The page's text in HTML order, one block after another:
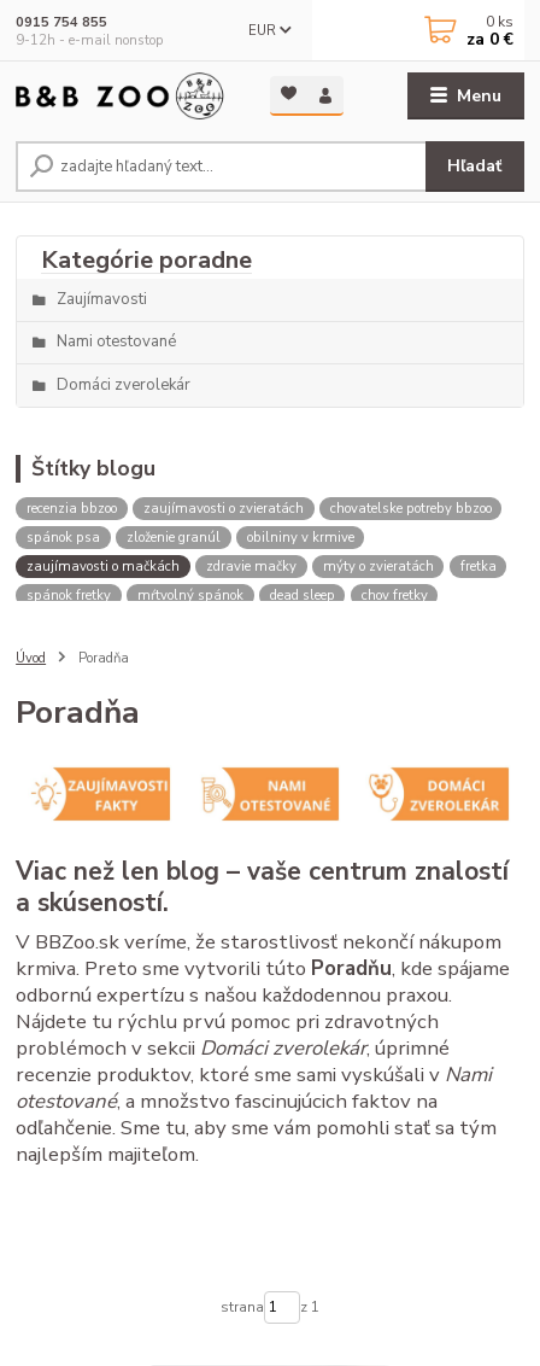
Menu
EUR
Hľadať
0915 754 855
9-12h - e-mail nonstop
0 ks
za 0 €
Zaujímavosti
Nami otestované
Domáci zverolekár
Štítky blogu
recenzia bbzoo zaujímavosti o zvieratách
chovatelske potreby bbzoo
spánok psa
zloženie granúl
obilniny v krmive
zaujímavosti o mačkách
zdravie mačky mýty o zvieratách
fretka
spánok fretky
mŕtvolný spánok dead sleep
chov fretky
ako zmerať psa
zmena času
zimný čas
pivovarské kvasnice
srsť pes
imunita zviera
Saccharomyces cerevisiae
B vitamíny
doplnky pre zvieratá
zdravé trávenie
ako čítať obaly
kvalitné granule pre psa
mačacie kŕmenie
mačacie fúzy mačací spánok
mačacia hygiena
starostlivosť o mačku
Úvod Poradňa
Poradňa
Viac než len blog – vaše centrum znalostí
a skúseností.
V BBZoo.sk veríme, že starostlivosť nekončí nákupom
krmiva. Preto sme vytvorili túto Poradňu, kde spájame
odbornú expertízu s našou každodennou praxou.
Nájdete tu rýchlu prvú pomoc pri zdravotných
problémoch v sekcii Domáci zverolekár, úprimné
recenzie produktov, ktoré sme sami vyskúšali v Nami
otestované, a množstvo fascinujúcich faktov na
odľahčenie. Sme tu, aby sme vám pomohli stať sa tým
najlepším majiteľom.
strana z 1